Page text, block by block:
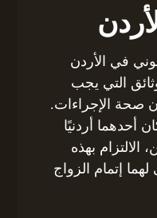
في الأردن
التي يجب
صحة الإجراءات.
أحدهما أردنيًا
الالتزام بهذه
لهما إتمام الزواج